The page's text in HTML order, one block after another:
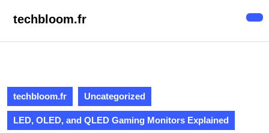
techbloom.fr
techbloom.fr Uncategorized
LED, OLED, and QLED Gaming Monitors Explained